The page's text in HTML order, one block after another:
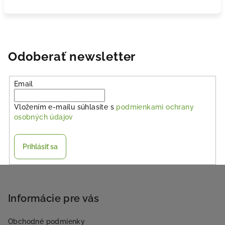
Odoberať newsletter
Email
Vložením e-mailu súhlasíte s podmienkami ochrany
osobných údajov
Prihlásiť sa
Informácie pre vás
Obchodné podmienky